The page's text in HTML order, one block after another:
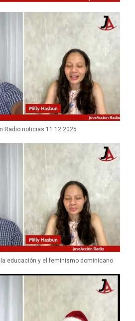
Radio noticias 11 12 2025
la educación y el feminismo dominicano